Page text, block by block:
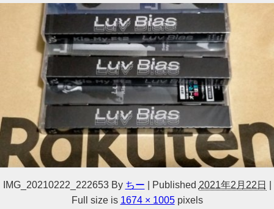
IMG_20210222_222653 By ちー Published 2021年2月22日
Full size is 1674 × 1005pixels